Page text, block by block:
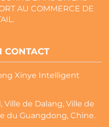
AU COMMERCE DE
CONTACT
Xinye Intelligent
Ville de Dalang, Ville de
du Guangdong, Chine.